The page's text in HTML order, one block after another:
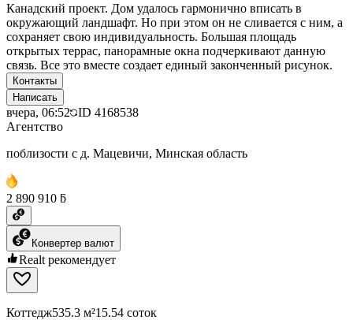
Канадский проект. Дом удалось гармонично вписать в
окружающий ландшафт. Но при этом он не сливается с ним, а
сохраняет свою индивидуальность. Большая площадь
открытых террас, панорамные окна подчеркивают данную
связь. Все это вместе создает единый законченный рисунок.
Контакты
Написать
вчера, 06:52 ID 4168538
Агентство
поблизости с д. Мацевичи, Минская область
2 890 910 ƃ
Конвертер валют
Realt рекомендует
Коттедж535.3 м²15.54 соток